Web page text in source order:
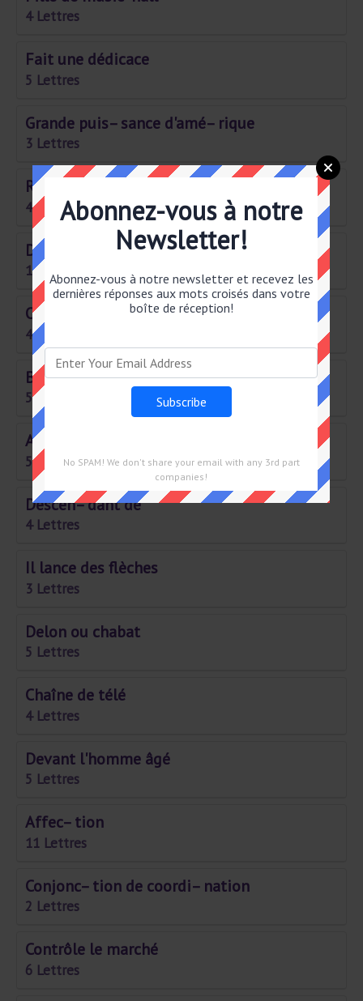
4 Lettres
Fait une dédicace
5 Lettres
Grande puis– sance d'amé– rique
3 Lettres
Raller dans le bois
4 Lettres
Défis sportifs
10 Lettres
Oiseau du nil
4 Lettres
Bordures des forêts
5 Lettres
Anni– versaires
5 Lettres
Descen– dant de
4 Lettres
Il lance des flèches
3 Lettres
Delon ou chabat
5 Lettres
Chaîne de télé
4 Lettres
Devant l'homme âgé
5 Lettres
Affec– tion
11 Lettres
Conjonc– tion de coordi– nation
2 Lettres
Contrôle le marché
6 Lettres
Abonnez-vous à notre
Newsletter!
Abonnez-vous à notre newsletter et recevez les
dernières réponses aux mots croisés dans votre
boîte de réception!
No SPAM! We don't share your email with any 3rd part
companies!